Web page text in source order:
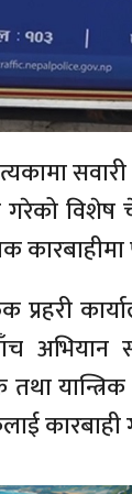
गरेको
प्रहरी
तथा
कारबाही